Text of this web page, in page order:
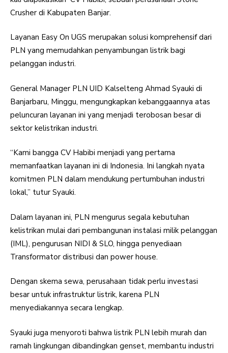
Crusher di Kabupaten Banjar.
Layanan Easy On UGS merupakan solusi komprehensif dari
PLN yang memudahkan penyambungan listrik bagi
pelanggan industri.
General Manager PLN UID Kalselteng Ahmad Syauki di
Banjarbaru, Minggu, mengungkapkan kebanggaannya atas
peluncuran layanan ini yang menjadi terobosan besar di
sektor kelistrikan industri.
“Kami bangga CV Habibi menjadi yang pertama
memanfaatkan layanan ini di Indonesia. Ini langkah nyata
komitmen PLN dalam mendukung pertumbuhan industri
lokal,” tutur Syauki.
Dalam layanan ini, PLN mengurus segala kebutuhan
kelistrikan mulai dari pembangunan instalasi milik pelanggan
(IML), pengurusan NIDI & SLO, hingga penyediaan
Transformator distribusi dan power house.
Dengan skema sewa, perusahaan tidak perlu investasi
besar untuk infrastruktur listrik, karena PLN
menyediakannya secara lengkap.
Syauki juga menyoroti bahwa listrik PLN lebih murah dan
ramah lingkungan dibandingkan genset, membantu industri